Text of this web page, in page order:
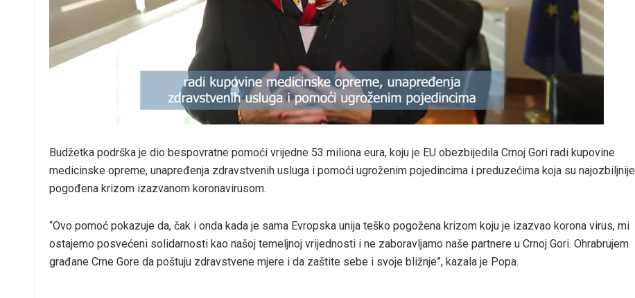
Budžetka podrška je dio bespovratne pomoći vrijedne 53 miliona eura, koju je EU obezbijedila Crnoj Gori radi kupovine
medicinske opreme, unapređenja zdravstvenih usluga i pomoći ugroženim pojedincima i preduzećima koja su najozbiljnije
pogođena krizom izazvanom koronavirusom.
“Ovo pomoć pokazuje da, čak i onda kada je sama Evropska unija teško pogožena krizom koju je izazvao korona virus, mi
ostajemo posvećeni solidarnosti kao našoj temeljnoj vrijednosti i ne zaboravljamo naše partnere u Crnoj Gori. Ohrabrujem
građane Crne Gore da poštuju zdravstvene mjere i da zaštite sebe i svoje bližnje”, kazala je Popa.